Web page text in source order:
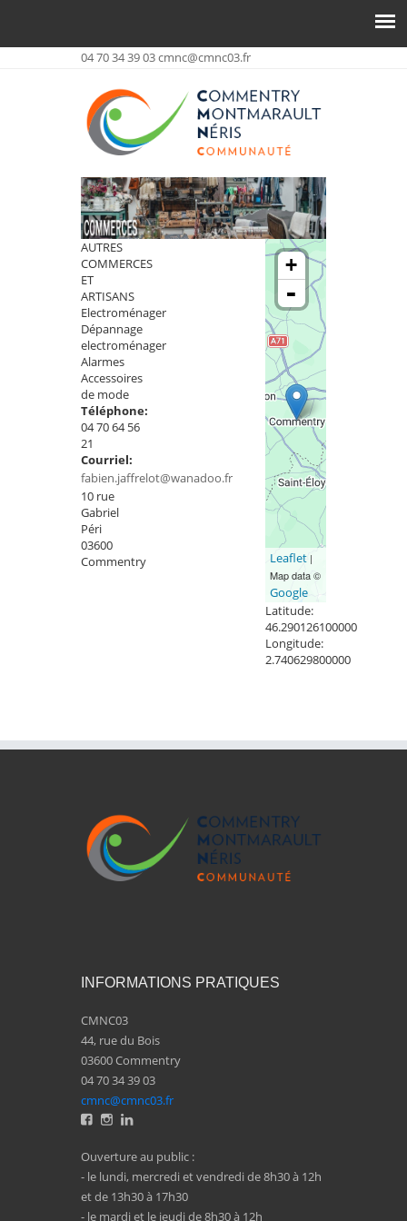
04 70 34 39 03cmnc@cmnc03.fr
AUTRES
COMMERCES
ET
ARTISANS
Electroménager
Dépannage
electroménager
Alarmes
Accessoires
de mode
Téléphone:
04 70 64 56
21
Courriel:
fabien.jaffrelot@wanadoo.fr
10 rue
Gabriel
Péri
03600
Commentry
+
-
Leaflet|
Map data ©
Google
Latitude:
46.290126100000
Longitude:
2.740629800000
INFORMATIONS PRATIQUES
CMNC03
44, rue du Bois
03600 Commentry
04 70 34 39 03
cmnc@cmnc03.fr
Ouverture au public :
- le lundi, mercredi et vendredi de 8h30 à 12h
et de 13h30 à 17h30
- le mardi et le jeudi de 8h30 à 12h